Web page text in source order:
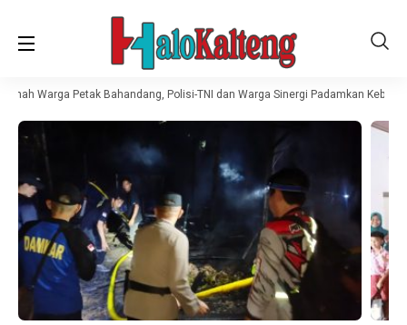
Warga Petak Bahandang, Polisi-TNI dan Warga Sinergi Padamkan